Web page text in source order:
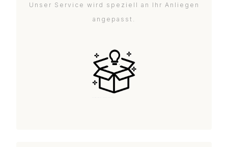
Unser Service wird speziell an Ihr Anliegen
angepasst.